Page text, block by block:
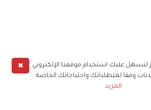
✖
لنسهل عليك استخدام موقعنا الإلكتروني
وفقا لمتطلباتك واحتياجاتك الخاصة
المزيد